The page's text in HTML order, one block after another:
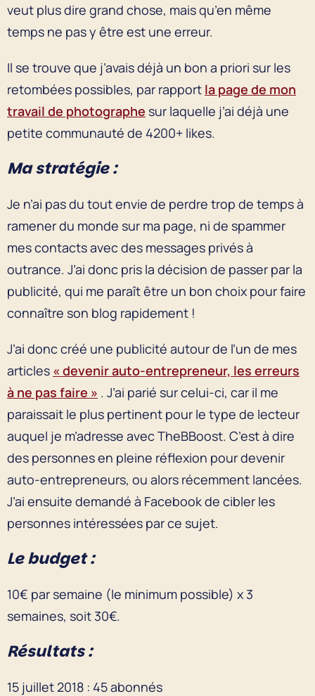
veut plus dire grand chose, mais qu’en même
temps ne pas y être est une erreur.
Il se trouve que j’avais déjà un bon a priori sur les
retombées possibles, par rapport la page de mon
travail de photographe sur laquelle j’ai déjà une
petite communauté de 4200+ likes.
Ma stratégie :
Je n’ai pas du tout envie de perdre trop de temps à
ramener du monde sur ma page, ni de spammer
mes contacts avec des messages privés à
outrance. J’ai donc pris la décision de passer par la
publicité, qui me paraît être un bon choix pour faire
connaître son blog rapidement !
J’ai donc créé une publicité autour de l’un de mes
articles « devenir auto-entrepreneur, les erreurs
à ne pas faire » . J’ai parié sur celui-ci, car il me
paraissait le plus pertinent pour le type de lecteur
auquel je m’adresse avec TheBBoost. C’est à dire
des personnes en pleine réflexion pour devenir
auto-entrepreneurs, ou alors récemment lancées.
J’ai ensuite demandé à Facebook de cibler les
personnes intéressées par ce sujet.
Le budget :
10€ par semaine (le minimum possible) x 3
semaines, soit 30€.
Résultats :
15 juillet 2018 : 45 abonnés